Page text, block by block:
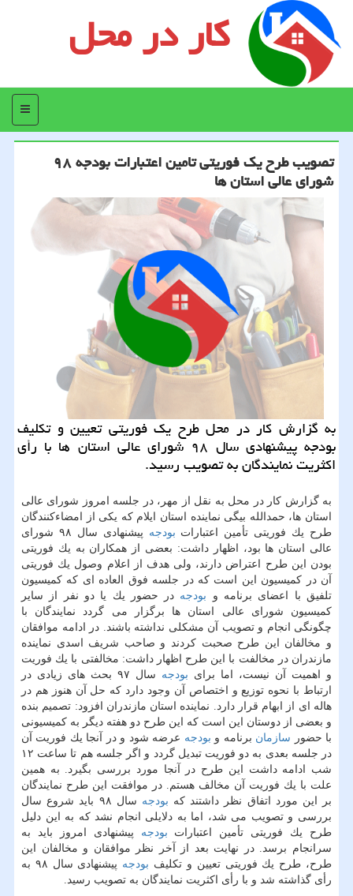
کار در محل
منو
تصویب طرح یك فوریتی تامین اعتبارات بودجه ۹۸
شورای عالی استان ها
به گزارش كار در محل طرح یك فوریتی تعیین و تكلیف
بودجه پیشنهادی سال ۹۸ شورای عالی استان ها با رأی
اكثریت نمایندگان به تصویب رسید.
به گزارش كار در محل به نقل از مهر، در جلسه امروز شورای عالی
استان ها، حمدالله بیگی نماینده استان ایلام كه یكی از امضاءكنندگان
طرح یك فوریتی تأمین اعتبارات بودجه
پیشنهادی سال ۹۸ شورای
عالی استان ها بود، اظهار داشت: بعضی از همكاران به یك فوریتی
بودن این طرح اعتراض دارند، ولی هدف از اعلام وصول یك فوریتی
آن در كمیسیون این است كه در جلسه فوق العاده ای كه كمیسیون
تلفیق با اعضای برنامه و بودجه در حضور یك یا دو نفر از سایر
كمیسیون شورای عالی استان ها برگزار می گردد نمایندگان با
چگونگی انجام و تصویب آن مشكلی نداشته باشند. در ادامه موافقان
و مخالفان این طرح صحبت كردند و صاحب شریف اسدی نماینده
مازندران در مخالفت با این طرح اظهار داشت: مخالفتی با یك فوریت
و اهمیت آن نیست، اما برای بودجه
سال ۹۷ بحث های زیادی در
ارتباط با نحوه توزیع و اختصاص آن وجود دارد كه حل آن هنوز هم در
هاله ای از ابهام قرار دارد. نماینده استان مازندران افزود: تصمیم بنده
و بعضی از دوستان این است كه این طرح دو هفته دیگر به كمیسیونی
با حضور سازمان برنامه و بودجه عرضه شود و در آنجا یك فوریت آن
در جلسه بعدی به دو فوریت تبدیل گردد و اگر جلسه هم تا ساعت ۱۲
شب ادامه داشت این طرح در آنجا مورد بررسی بگیرد. به همین
علت با یك فوریت آن مخالف هستم. در موافقت این طرح نمایندگان
بر این مورد اتفاق نظر داشتند كه بودجه
سال ۹۸ باید شروع سال
بررسی و تصویب می شد، اما به دلایلی انجام نشد كه به این دلیل
طرح یك فوریتی تأمین اعتبارات بودجه پیشنهادی امروز باید به
سرانجام برسد. در نهایت بعد از آخر نظر موافقان و مخالفان این
طرح، طرح یك فوریتی تعیین و تكلیف بودجه
پیشنهادی سال ۹۸ به
رأی گذاشته شد و با رأی اكثریت نمایندگان به تصویب رسید.